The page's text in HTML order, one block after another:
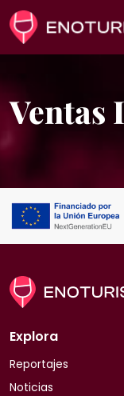
Pasar al
Ventas
Explora
Reportajes
Noticias